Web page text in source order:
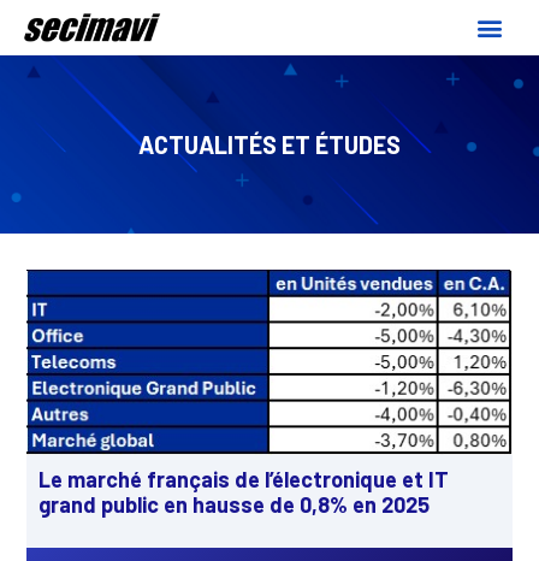
ACTUALITÉS ET ÉTUDES
Le marché français de l’électronique et IT
grand public en hausse de 0,8% en 2025